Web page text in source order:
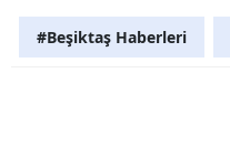
#Beşiktaş Haberleri